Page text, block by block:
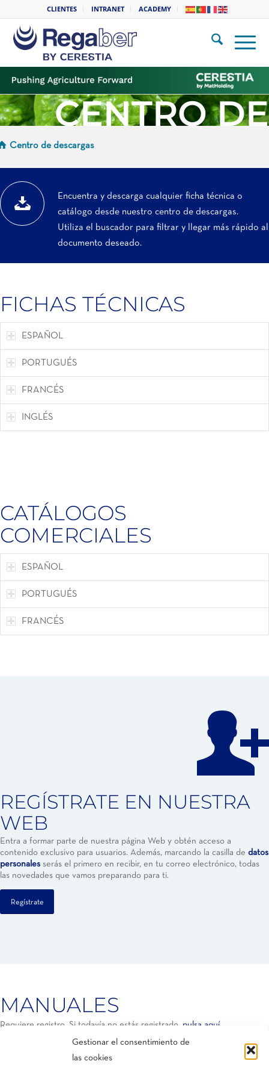
Gestionar el consentimiento de
las cookies
CLIENTES INTRANET ACADEMY
CENTRO DE
DESCARGAS
Centro de descargas
Encuentra y descarga cualquier ficha técnica o
catálogo desde nuestro centro de descargas.
Utiliza el buscador para filtrar y llegar más rápido al
documento deseado.
FICHAS TÉCNICAS
ESPAÑOL
PORTUGUÉS
FRANCÉS
INGLÉS
CATÁLOGOS
COMERCIALES
ESPAÑOL
PORTUGUÉS
FRANCÉS
REGÍSTRATE EN NUESTRA
WEB
Entra a formar parte de nuestra página Web y obtén acceso a
contenido exclusivo para usuarios. Además, marcando la casilla de datos
personales serás el primero en recibir, en tu correo electrónico, todas
las novedades que vamos preparando para ti.
Regístrate
MANUALES
Requiere registro. Si todavía no estás registrado, pulsa aquí